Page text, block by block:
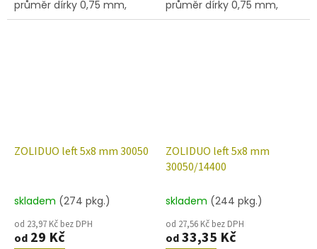
průměr dírky 0,75 mm,
obsah balení 20 ks nebo
průměr dírky 0,75 mm,
obsah balení 20 ks nebo
ZOLIDUO left 5x8 mm 30050
skladem (274 pkg.)
od 23,97 Kč bez DPH
od 29 Kč
ZOLIDUO left 5x8 mm
30050/14400
skladem (244 pkg.)
od 27,56 Kč bez DPH
od33,35 Kč